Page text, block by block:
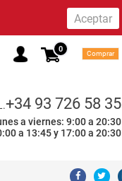
0 Comprar
+34 93 726 58 35
a viernes: 9:00 a 20:30
a 13:45 y 17:00 a 20:30